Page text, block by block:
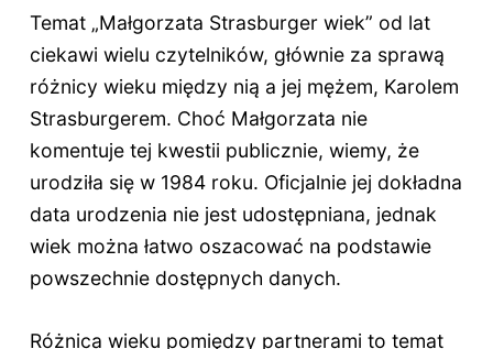
Temat „Małgorzata Strasburger wiek” od lat
ciekawi wielu czytelników, głównie za sprawą
różnicy wieku między nią a jej mężem, Karolem
Strasburgerem. Choć Małgorzata nie
komentuje tej kwestii publicznie, wiemy, że
urodziła się w 1984 roku. Oficjalnie jej dokładna
data urodzenia nie jest udostępniana, jednak
wiek można łatwo oszacować na podstawie
powszechnie dostępnych danych.
Różnica wieku pomiędzy partnerami to temat